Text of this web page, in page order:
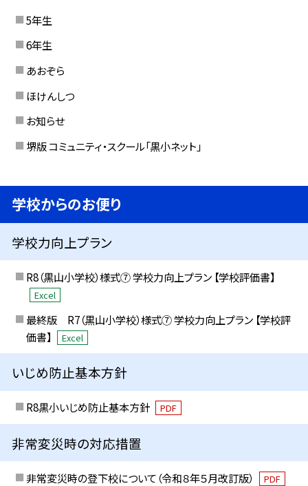
5年生
6年生
あおぞら
ほけんしつ
お知らせ
堺版 コミュニティ・スクール「黒小ネット」
学校からのお便り
学校力向上プラン
R8（黒山小学校）様式⑦ 学校力向上プラン 【学校評価書】
Excel
最終版 R7（黒山小学校）様式⑦ 学校力向上プラン 【学校評
価書】
Excel
いじめ防止基本方針
R8黒小いじめ防止基本方針 PDF
非常変災時の対応措置
非常変災時の登下校について（令和８年５月改訂版） PDF